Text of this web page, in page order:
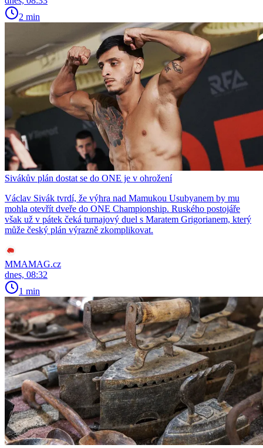
2 min
Sivákův plán dostat se do ONE je v ohrožení
Václav Sivák tvrdí, že výhra nad Mamukou Usubyanem by mu
mohla otevřít dveře do ONE Championship. Ruského postojáře
však už v pátek čeká turnajový duel s Maratem Grigorianem, který
může český plán výrazně zkomplikovat.
MMAMAG.cz
dnes, 08:32
1 min